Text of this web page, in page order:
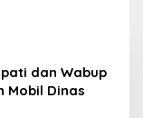
dan Wabup
Mobil Dinas